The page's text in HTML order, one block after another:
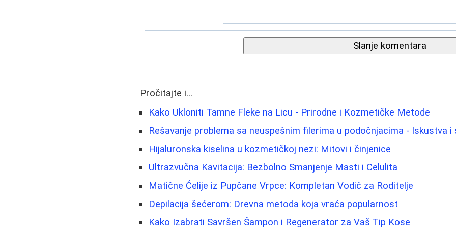
Slanje komentara
Pročitajte i...
Kako Ukloniti Tamne Fleke na Licu - Prirodne i Kozmetičke Metode
Rešavanje problema sa neuspešnim filerima u podočnjacima - Iskustva i
Hijaluronska kiselina u kozmetičkoj nezi: Mitovi i činjenice
Ultrazvučna Kavitacija: Bezbolno Smanjenje Masti i Celulita
Matične Ćelije iz Pupčane Vrpce: Kompletan Vodič za Roditelje
Depilacija šećerom: Drevna metoda koja vraća popularnost
Kako Izabrati Savršen Šampon i Regenerator za Vaš Tip Kose